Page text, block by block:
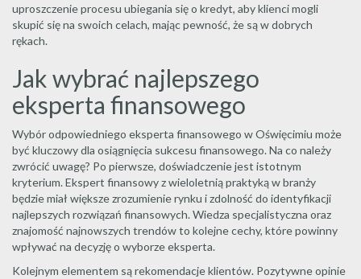
uproszczenie procesu ubiegania się o kredyt, aby klienci mogli
skupić się na swoich celach, mając pewność, że są w dobrych
rękach.
Jak wybrać najlepszego
eksperta finansowego
Wybór odpowiedniego eksperta finansowego w Oświęcimiu może
być kluczowy dla osiągnięcia sukcesu finansowego. Na co należy
zwrócić uwagę? Po pierwsze, doświadczenie jest istotnym
kryterium. Ekspert finansowy z wieloletnią praktyką w branży
będzie miał większe zrozumienie rynku i zdolność do identyfikacji
najlepszych rozwiązań finansowych. Wiedza specjalistyczna oraz
znajomość najnowszych trendów to kolejne cechy, które powinny
wpływać na decyzję o wyborze eksperta.
Kolejnym elementem są rekomendacje klientów. Pozytywne opinie